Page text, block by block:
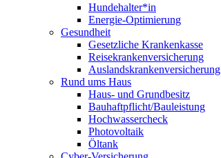
Hundehalter*in
Energie-Optimierung
Gesundheit
Gesetzliche Krankenkasse
Reisekrankenversicherung
Auslandskrankenversicherung
Rund ums Haus
Haus- und Grundbesitz
Bauhaftpflicht/Bauleistung
Hochwassercheck
Photovoltaik
Öltank